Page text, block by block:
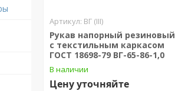
ВГ (III)
Рукав напорный резиновый
с текстильным каркасом
ГОСТ 18698-79 ВГ-65-86-1,0
В наличии
Цену уточняйте